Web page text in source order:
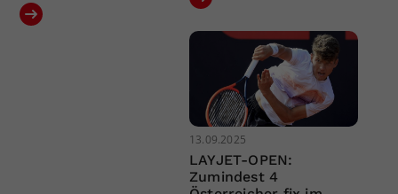
13.09.2025
LAYJET-OPEN:
Zumindest 4